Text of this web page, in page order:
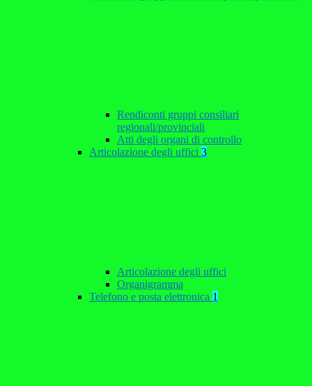
Rendiconti gruppi consiliari
regionali/provinciali
Atti degli organi di controllo
Articolazione degli uffici 3
Articolazione degli uffici
Organigramma
Telefono e posta elettronica 1